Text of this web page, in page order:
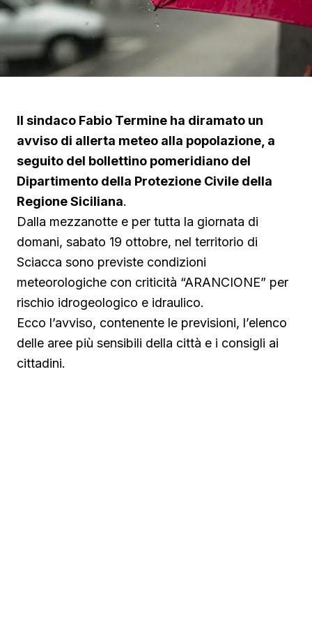
Il sindaco Fabio Termine ha diramato un
avviso di allerta meteo alla popolazione, a
seguito del bollettino pomeridiano del
Dipartimento della Protezione Civile della
Regione Siciliana.
Dalla mezzanotte e per tutta la giornata di
domani, sabato 19 ottobre, nel territorio di
Sciacca sono previste condizioni
meteorologiche con criticità “ARANCIONE” per
rischio idrogeologico e idraulico.
Ecco l’avviso, contenente le previsioni, l’elenco
delle aree più sensibili della città e i consigli ai
cittadini.